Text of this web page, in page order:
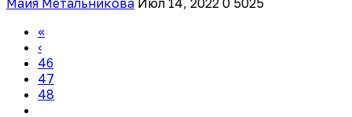
Майя Метальникова Июл 14, 2022 0 5025
«
‹
46
47
48